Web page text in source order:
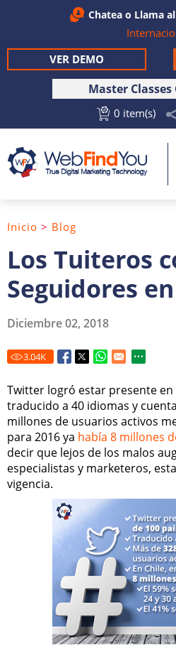
Chatea o Llama al
Master
0 item(s)
VER DEMO
Los Tuiteros
Seguidores
Inicio > Blog
Diciembre 02, 2018
3.04K
Twitter logró estar presente en
traducido a 40 idiomas y
millones de usuarios activos
para 2016 ya había 8 millones
decir que lejos de los malos
especialistas y marketeros,
vigencia.